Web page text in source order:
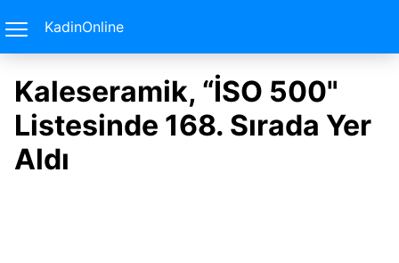
KadinOnline
Kaleseramik, “İSO 500"
Listesinde 168. Sırada Yer
Aldı